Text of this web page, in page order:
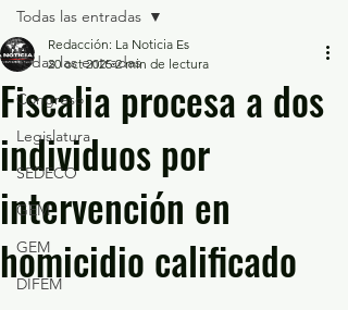
Todas las entradas
Congreso
Legislatura
SEDECO
GEM
GEM
DIFEM
Todas las entradas
Fiscalia procesa a dos
individuos por
intervención en
homicidio calificado
Redacción: La Noticia Es
20 oct 2025 2 min de lectura